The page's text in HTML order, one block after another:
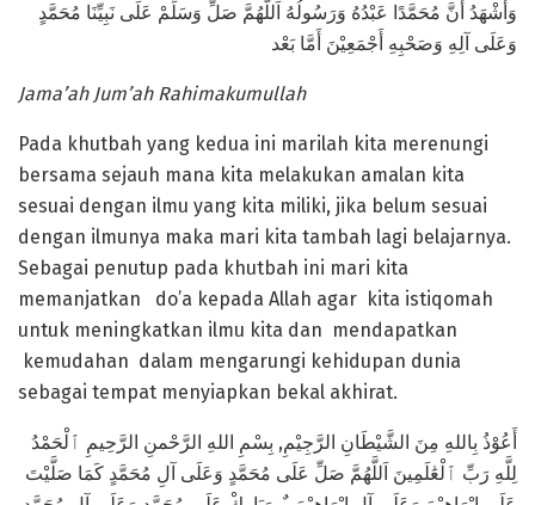
وَأَشْهَدُ أَنَّ مُحَمَّدًا عَبْدُهُ وَرَسُولُهُ اَللَّهُمَّ صَلِّ وَسَلِّمْ عَلَى نَبِيِّنَا مُحَمَّدٍ
وَعَلَى آلِهِ وَصَحْبِهِ أَجْمَعِيْنَ أَمَّا بَعْد
Jama’ah Jum’ah Rahimakumullah
Pada khutbah yang kedua ini marilah kita merenungi
bersama sejauh mana kita melakukan amalan kita
sesuai dengan ilmu yang kita miliki, jika belum sesuai
dengan ilmunya maka mari kita tambah lagi belajarnya.
Sebagai penutup pada khutbah ini mari kita
memanjatkan do’a kepada Allah agar kita istiqomah
untuk meningkatkan ilmu kita dan mendapatkan
kemudahan dalam mengarungi kehidupan dunia
sebagai tempat menyiapkan bekal akhirat.
أَعُوْذُ بِاللهِ مِنَ الشَّيْطَانِ الرَّجِيْمِ, بِسْمِ اللهِ الرَّحْمنِ الرَّحِيمِ ٱلْحَمْدُ
لِلَّهِ رَبِّ ٱلْعَٰلَمِينَ اَللَّهُمَّ صَلِّ عَلَى مُحَمَّدٍ وَعَلَى آلِ مُحَمَّدٍ كَمَا صَلَّيْتَ